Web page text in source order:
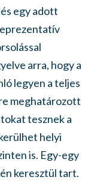
egy adott
arra, hogy a
legyen a teljes
meghatározott
tesznek a
helyi
is. Egy-egy
keresztül tart.